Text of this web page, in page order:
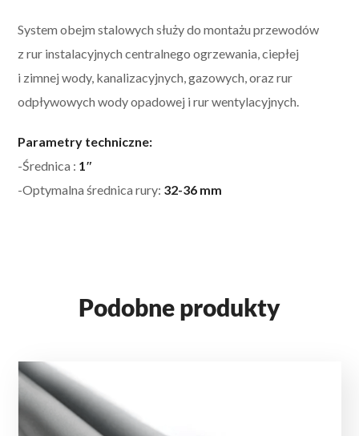
System obejm stalowych służy do montażu przewodów
z rur instalacyjnych centralnego ogrzewania, ciepłej
i zimnej wody, kanalizacyjnych, gazowych, oraz rur
odpływowych wody opadowej i rur wentylacyjnych.
Parametry techniczne:
-Średnica : 1″
-Optymalna średnica rury: 32-36 mm
Podobne produkty